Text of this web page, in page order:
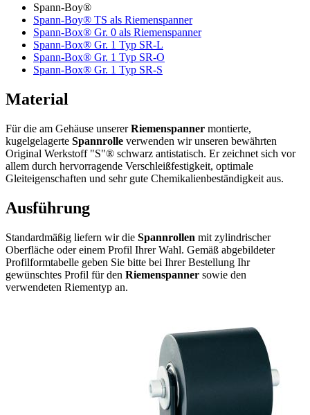
Spann-Boy®
Spann-Boy® TS als Riemenspanner
Spann-Box® Gr. 0 als Riemenspanner
Spann-Box® Gr. 1 Typ SR-L
Spann-Box® Gr. 1 Typ SR-O
Spann-Box® Gr. 1 Typ SR-S
Material
Für die am Gehäuse unsererRiemenspanner montierte,
kugelgelagerte Spannrolle verwenden wir unseren bewährten
Original Werkstoff "S"® schwarz antistatisch. Er zeichnet sich vor
allem durch hervorragende Verschleißfestigkeit, optimale
Gleiteigenschaften und sehr gute Chemikalienbeständigkeit aus.
Ausführung
Standardmäßig liefern wir die Spannrollen mit zylindrischer
Oberfläche oder einem Profil Ihrer Wahl. Gemäß abgebildeter
Profilformtabelle geben Sie bitte bei Ihrer Bestellung Ihr
gewünschtes Profil für den Riemenspanner sowie den
verwendeten Riementyp an.